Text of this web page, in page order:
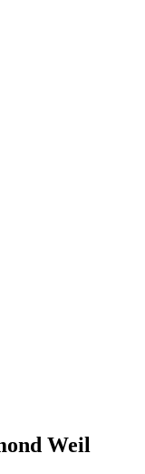
Weil